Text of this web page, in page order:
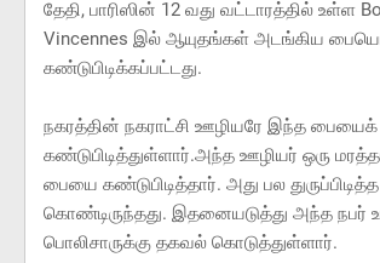
தேதி, பாரிஸின் 12 வது வட்டாரத்தில் உள்ள
Vincennes இல் ஆயுதங்கள் அடங்கிய
கண்டுபிடிக்கப்பட்டது.
நகரத்தின் நகராட்சி ஊழியரே இந்த பையைக்
கண்டுபிடித்துள்ளார்.அந்த ஊழியர் ஒரு
பையை கண்டுபிடித்தார். அது பல
கொண்டிருந்தது. இதனையடுத்து அந்த நபர்
பொலிசாருக்கு தகவல் கொடுத்துள்ளார்.